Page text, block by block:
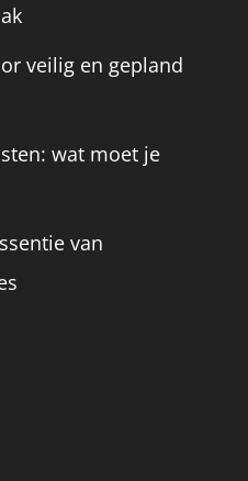
veilig en gepland
wat moet je
van